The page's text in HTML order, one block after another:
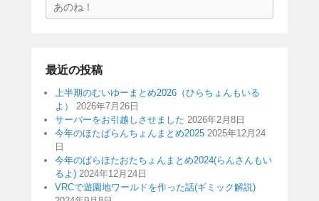
索
最近の投稿
上半期のむいゆーまとめ2026（ひらちょんもいる
よ）
2026年7月26日
サーバーをお引越しさせました 2026年2月8日
今年のほたぱらんちょんまとめ2025 2025年12月24
日
今年のぱらほたおたちょんまとめ2024(らんさんもい
るよ) 2024年12月24日
VRCで遊園地ワールドを作った話(ギミック解説)